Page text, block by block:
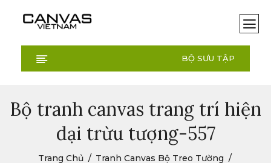
BỘ SƯU TẬP
Bộ tranh canvas trang trí hiện
dại trừu tượng-557
Trang Chủ
Tranh Canvas Bộ Treo Tường